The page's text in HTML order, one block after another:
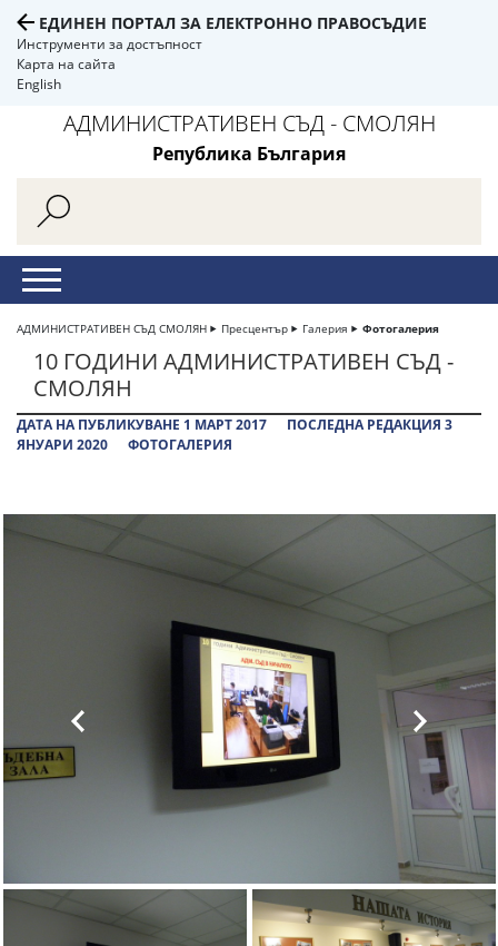
ЕДИНЕН ПОРТАЛ ЗА ЕЛЕКТРОННО ПРАВОСЪДИЕ
Инструменти за достъпност
Карта на сайта
English
АДМИНИСТРАТИВЕН СЪД - СМОЛЯН
Република България
АДМИНИСТРАТИВЕН СЪД СМОЛЯН Пресцентър Галерия Фотогалерия
10 ГОДИНИ АДМИНИСТРАТИВЕН СЪД -
СМОЛЯН
ДАТА НА ПУБЛИКУВАНЕ 1 МАРТ 2017
ПОСЛЕДНА РЕДАКЦИЯ 3
ЯНУАРИ 2020
ФОТОГАЛЕРИЯ